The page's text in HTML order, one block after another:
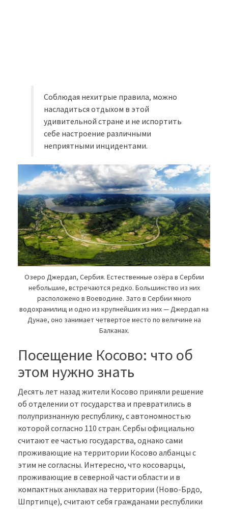
Соблюдая нехитрые правила, можно
насладиться отдыхом в этой
удивительной стране и не испортить
себе настроение различными
неприятными инцидентами.
Озеро Джердап, Сербия. Естественные озёра в Сербии
небольшие, встречаются редко. Большинство из них
расположено в Воеводине. Зато в Сербии много
водохранилищ и одно из крупнейших из них — Джердап на
Дунае, оно занимает четвертое место по величине на
Балканах.
Посещение Косово: что об
этом нужно знать
Десять лет назад жители Косово приняли решение
об отделении от государства и превратились в
полупризнанную республику, с автономностью
которой согласно 110 стран. Сербы официально
считают ее частью государства, однако сами
проживающие на территории Косово албанцы с
этим не согласны. Интересно, что косоварцы,
проживающие в северной части области и в
компактных анклавах на территории (Ново-Брдо,
Шпртипце), считают себя гражданами республики